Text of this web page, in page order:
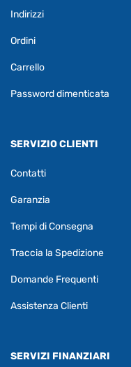
Indirizzi
Ordini
Carrello
Password dimenticata
SERVIZIO CLIENTI
Contatti
Garanzia
Tempi di Consegna
Traccia la Spedizione
Domande Frequenti
Assistenza Clienti
SERVIZI FINANZIARI